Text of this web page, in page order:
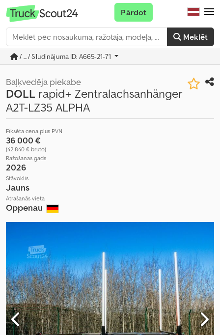
Meklēt
Pārdot
/ ... / Sludinājuma ID: A665-21-71
Baļķvedēja piekabe
DOLL rapid+ Zentralachsanhänger
A2T-LZ35 ALPHA
Fiksēta cena plus PVN
36 000 €
(42 840 € bruto)
Ražošanas gads
2026
Stāvoklis
Jauns
Atrašanās vieta
Oppenau